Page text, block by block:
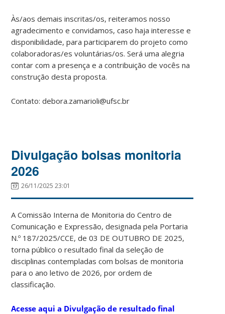
Às/aos demais inscritas/os, reiteramos nosso
agradecimento e convidamos, caso haja interesse e
disponibilidade, para participarem do projeto como
colaboradoras/es voluntárias/os. Será uma alegria
contar com a presença e a contribuição de vocês na
construção desta proposta.
Contato: debora.zamarioli@ufsc.br
Divulgação bolsas monitoria
2026
26/11/2025 23:01
A Comissão Interna de Monitoria do Centro de
Comunicação e Expressão, designada pela Portaria
N.º 187/2025/CCE, de 03 DE OUTUBRO DE 2025,
torna público o resultado final da seleção de
disciplinas contempladas com bolsas de monitoria
para o ano letivo de 2026, por ordem de
classificação.
Acesse aqui a Divulgação de resultado final